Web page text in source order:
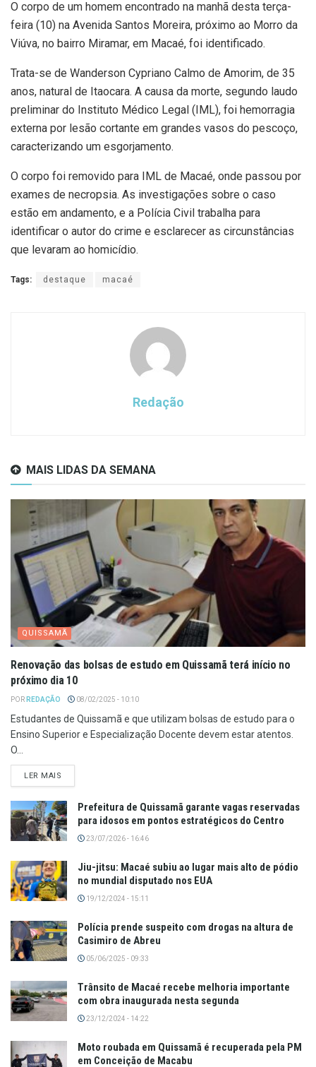
O corpo de um homem encontrado na manhã desta terça-
feira (10) na Avenida Santos Moreira, próximo ao Morro da
Viúva, no bairro Miramar, em Macaé, foi identificado.
Trata-se de Wanderson Cypriano Calmo de Amorim, de 35
anos, natural de Itaocara. A causa da morte, segundo laudo
preliminar do Instituto Médico Legal (IML), foi hemorragia
externa por lesão cortante em grandes vasos do pescoço,
caracterizando um esgorjamento.
O corpo foi removido para IML de Macaé, onde passou por
exames de necropsia. As investigações sobre o caso
estão em andamento, e a Polícia Civil trabalha para
identificar o autor do crime e esclarecer as circunstâncias
que levaram ao homicídio.
Tags: destaque macaé
Redação
MAIS LIDAS DA SEMANA
QUISSAMÃ
Renovação das bolsas de estudo em Quissamã terá início no
próximo dia 10
POR REDAÇÃO 08/02/2025 - 10:10
Estudantes de Quissamã e que utilizam bolsas de estudo para o
Ensino Superior e Especialização Docente devem estar atentos.
O...
LER MAIS
Prefeitura de Quissamã garante vagas reservadas
para idosos em pontos estratégicos do Centro
23/07/2026 - 16:46
Jiu-jitsu: Macaé subiu ao lugar mais alto de pódio
no mundial disputado nos EUA
19/12/2024 - 15:11
Polícia prende suspeito com drogas na altura de
Casimiro de Abreu
05/06/2025 - 09:33
Trânsito de Macaé recebe melhoria importante
com obra inaugurada nesta segunda
23/12/2024 - 14:22
Moto roubada em Quissamã é recuperada pela PM
em Conceição de Macabu